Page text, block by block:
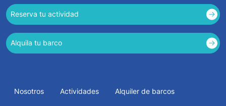
Reserva tu actividad
Alquila tu barco
Nosotros Actividades Alquiler de barcos